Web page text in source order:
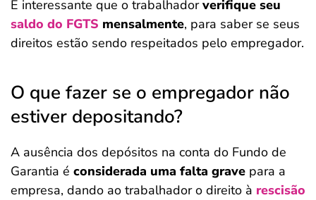
É interessante que o trabalhadorverifique seu
saldo do FGTS mensalmente, para saber se seus
direitos estão sendo respeitados pelo empregador.
O que fazer se o empregador não
estiver depositando?
A ausência dos depósitos na conta do Fundo de
Garantia é considerada uma falta grave para a
empresa, dando ao trabalhador o direito à rescisão